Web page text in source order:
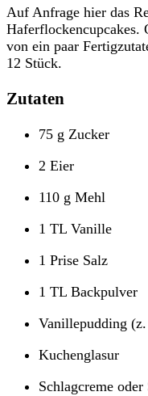
Auf Anfrage hier das
von ein paar
12 Stück.
Zutaten
75 g Zucker
2 Eier
110 g Mehl
1 TL Vanille
1 Prise Salz
1 TL Backpulver
Vanillepudding
Kuchenglasur
Schlagcreme